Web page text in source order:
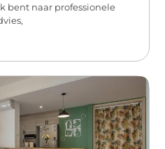
bent naar professionele